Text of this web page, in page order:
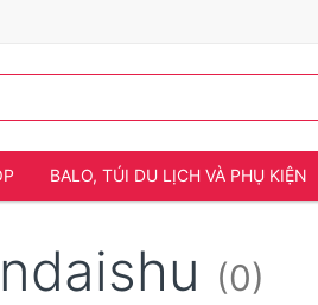
BALO, TÚI DU LỊCH VÀ PHỤ KIỆN
(0)